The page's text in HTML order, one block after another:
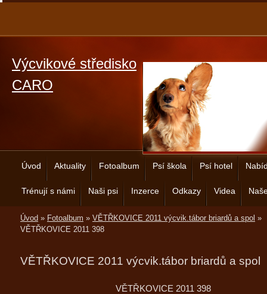
Výcvikové středisko
CARO
Úvod Aktuality Fotoalbum Psí škola Psí hotel
Trénují s námi Naši psi Inzerce Odkazy Videa
Úvod » Fotoalbum » VĚTŘKOVICE 2011 výcvik.tábor briardů a spol »
VĚTŘKOVICE 2011 398
VĚTŘKOVICE 2011 výcvik.tábor briardů a spol
VĚTŘKOVICE 2011 398